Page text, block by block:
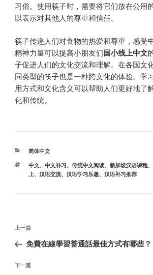
习俗。使用筷子时，需要将它们放在公用
以表示对其他人的尊重和信任。
筷子传递人们对食物的热爱和尊重，感受
精神力量可以提高小朋友们国小线上中文
子促进人们的文化交流和理解。在各国文
同类型的筷子也是一种跨文化的体验。学
用方式和文化含义可以帮助人们更好地了
化和传统。
分
简体中文
标
签
中文、 中文补习、 传统中文阅读、 新加坡汉语课程、
上、 汉语交流、 汉语学习乐趣、 汉语补习推荐
文
导
航
上
一
文
上一篇
免費在線學習普通話最佳方式有哪些？
下
下一篇